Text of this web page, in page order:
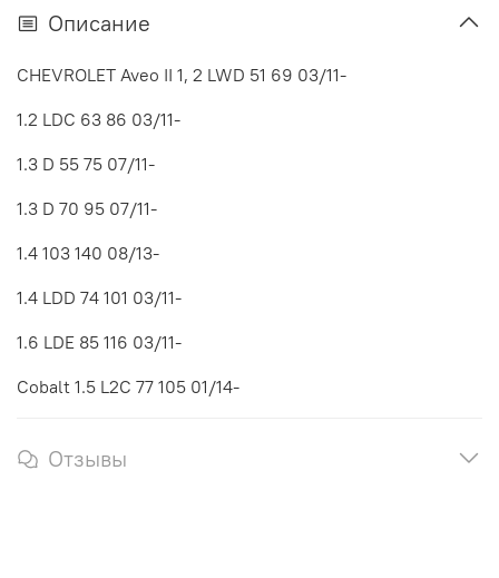
Описание
CHEVROLET Aveo II 1, 2 LWD 51 69 03/11-
1.2 LDC 63 86 03/11-
1.3 D 55 75 07/11-
1.3 D 70 95 07/11-
1.4 103 140 08/13-
1.4 LDD 74 101 03/11-
1.6 LDE 85 116 03/11-
Cobalt 1.5 L2C 77 105 01/14-
Отзывы